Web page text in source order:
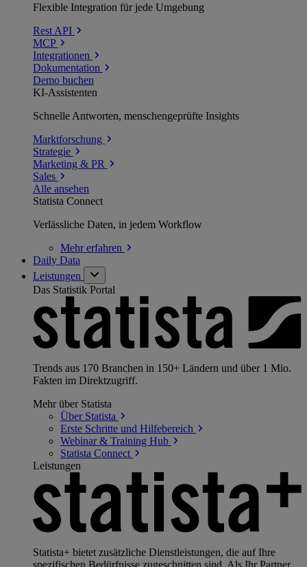
Flexible Integration für jede Umgebung
Rest API
MCP
Integrationen
Dokumentation
Demo buchen
KI-Assistenten
Schnelle Antworten, menschengeprüfte Insights
Marktforschung
Strategie
Marketing & PR
Sales
Alle ansehen
Statista Connect
Verlässliche Daten, in jedem Workflow
Mehrerfahren
Daily Data
Leistungen
Das Statistik Portal
Trends aus 170 Branchen in 150+ Ländern und über 1 Mio.
Fakten im Direktzugriff.
Mehr über Statista
Über Statista
Erste Schritte und Hilfebereich
Webinar & Training Hub
Statista Connect
Leistungen
Statista+ bietet zusätzliche Dienstleistungen, die auf Ihre
spezifischen Bedürfnisse zugeschnitten sind. Als Ihr Partner